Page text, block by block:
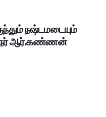
நஷ்டமடையும்
ஆர்.கண்ணன்